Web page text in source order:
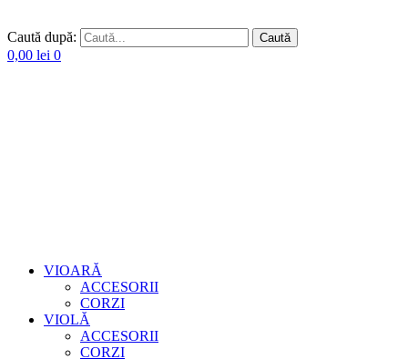
Caută după: Caută
0,00 lei 0
VIOARĂ
ACCESORII
CORZI
VIOLĂ
ACCESORII
CORZI